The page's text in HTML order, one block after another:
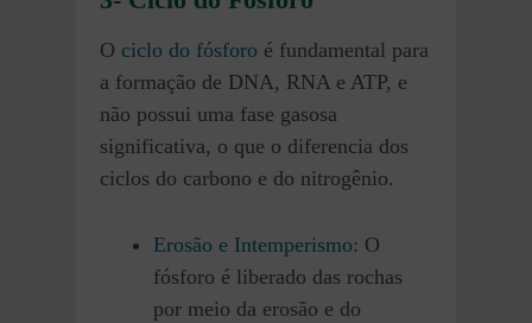
O ciclo do fósforo é fundamental para
a formação de DNA, RNA e ATP, e
não possui uma fase gasosa
significativa, o que o diferencia dos
ciclos do carbono e do nitrogênio.
Erosão e Intemperismo: O
fósforo é liberado das rochas
por meio da erosão e do